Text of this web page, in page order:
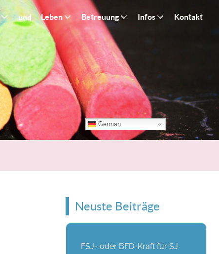
und Leben Betreuung Infos Kontakt
German
Neuste Beiträge
FSJ- oder BFD-Kraft für SJ